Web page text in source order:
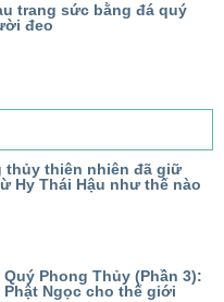
trang sức bằng đá quý
đeo
thủy thiên nhiên đã giữ
Hy Thái Hậu như thế nào
Phong Thủy (Phần 3):
Phật Ngọc cho thế giới